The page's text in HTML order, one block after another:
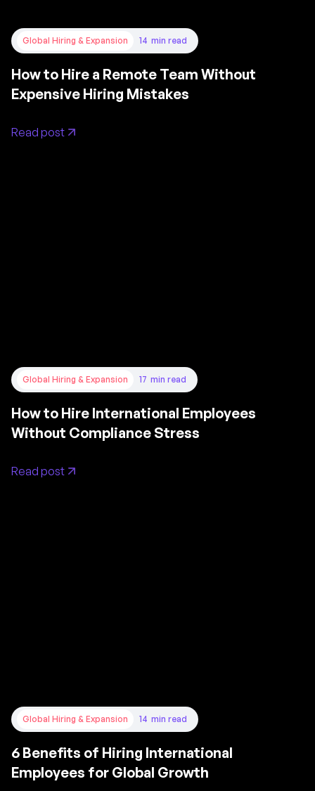
Global Hiring & Expansion 14 min read
How to Hire a Remote Team Without
Expensive Hiring Mistakes
Read post
Global Hiring & Expansion 17 min read
How to Hire International Employees
Without Compliance Stress
Read post
Global Hiring & Expansion 14 min read
6 Benefits of Hiring International
Employees for Global Growth